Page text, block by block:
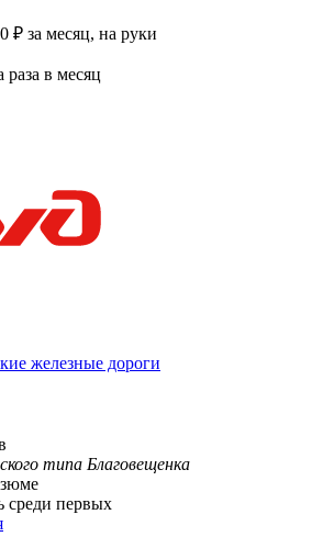
₽ за месяц, на руки
в месяц
железные дороги
типа Благовещенка
среди первых